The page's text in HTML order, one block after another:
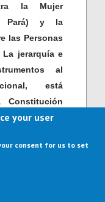
la Mujer
Pará) y la
las Personas
jerarquía e
al
está
Constitución
por lo que
para el
también se
de la
your user
consent for us to set